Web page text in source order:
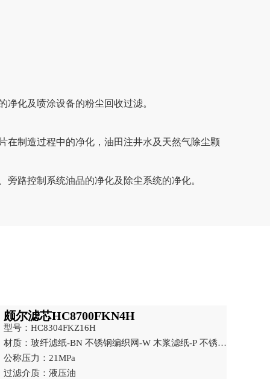
化及喷涂设备的粉尘回收过滤。
在制造过程中的净化，油田注井水及天然气除尘颗
路控制系统油品的净化及除尘系统的净化。
颇尔滤芯HC8700FKN4H
型号：HC8304FKZ16H
材质：玻纤滤纸-BN 不锈钢编织网-W 木浆滤纸-P 不锈钢
烧结网-V
公称压力：21MPa
过滤介质：液压油